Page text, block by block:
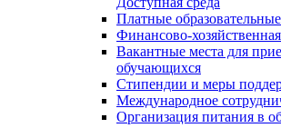
Платные
Финансово-
Вакантные места для
обучающихся
Стипендии и меры
Международное
Организация питания в